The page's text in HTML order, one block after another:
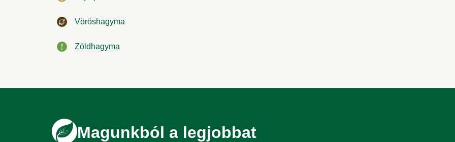
Vöröshagyma
Zöldhagyma
Magunkból a legjobbat